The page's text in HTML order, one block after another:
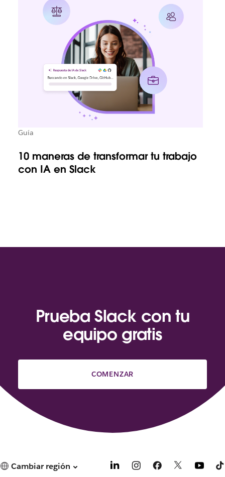
Guía
10 maneras de transformar tu trabajo
con IA en Slack
Prueba Slack con tu
equipo gratis
COMENZAR
Cambiar región